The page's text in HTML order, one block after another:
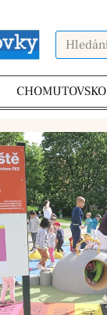
CHOMUTOVSKO